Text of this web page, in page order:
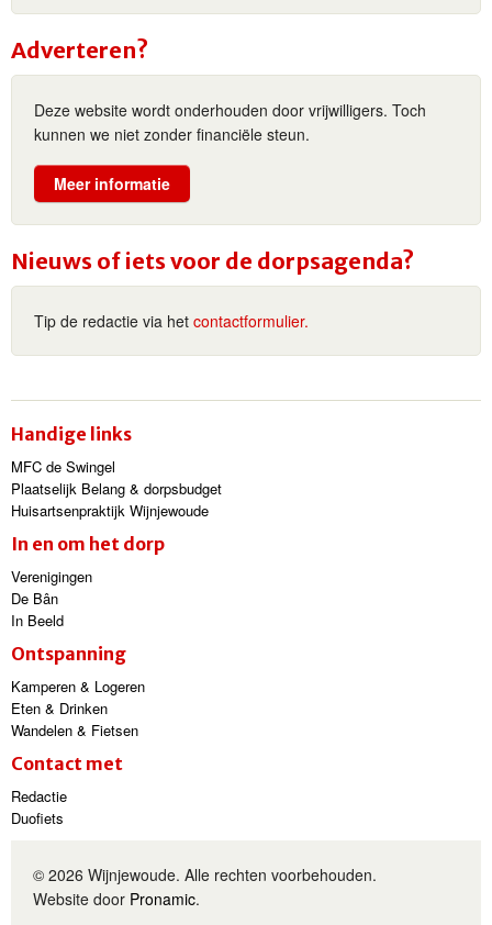
Adverteren?
Deze website wordt onderhouden door vrijwilligers. Toch
kunnen we niet zonder financiële steun.
Meer informatie
Nieuws of iets voor de dorpsagenda?
Tip de redactie via het contactformulier.
Handige links
MFC de Swingel
Plaatselijk Belang & dorpsbudget
Huisartsenpraktijk Wijnjewoude
In en om het dorp
Verenigingen
De Bân
In Beeld
Ontspanning
Kamperen & Logeren
Eten & Drinken
Wandelen & Fietsen
Contact met
Redactie
Duofiets
© 2026 Wijnjewoude. Alle rechten voorbehouden.
Website door Pronamic.